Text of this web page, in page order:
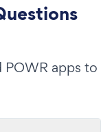
apps to